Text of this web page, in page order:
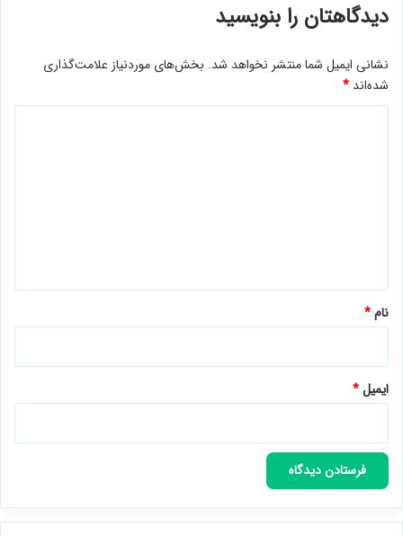
دیدگاهتان را بنویسید
نشانی ایمیل شما منتشر نخواهد شد. بخش‌های موردنیاز علامت‌گذاری
شده‌اند *
نام*
ایمیل*